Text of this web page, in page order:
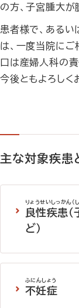
の方、子宮腫大が
患者様で、ある
は、一度当院にご
口は産婦人科の
今後ともよろしく
主な対象疾患
良性疾患
ど）
りょうせいしっかん（
不妊症
ふにんしょう